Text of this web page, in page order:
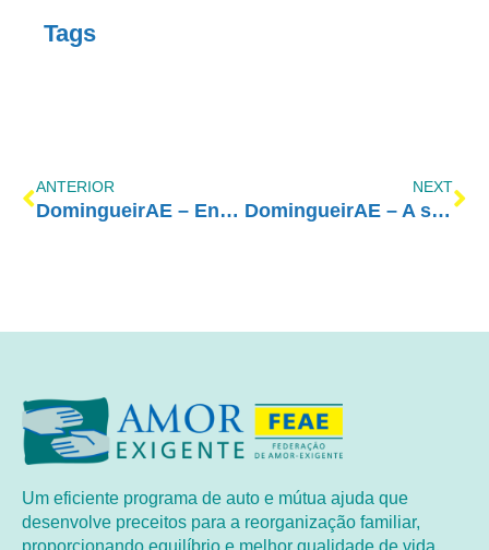
Tags
ANTERIOR
DomingueirAE – Entre a raiz e a flor há o tempo… A Essência do Amor
NEXT
DomingueirAE – A solidariedade cura
Um eficiente programa de auto e mútua ajuda que
desenvolve preceitos para a reorganização familiar,